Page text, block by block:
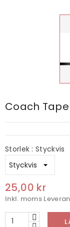
Coach Tape
Storlek : Styckvis
25,00 kr
Inkl. moms